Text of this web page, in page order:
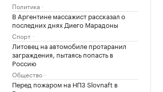
Политика
В Аргентине массажист рассказал о
последних днях Диего Марадоны
Спорт
Литовец на автомобиле протаранил
заграждения, пытаясь попасть в
Россию
Общество
Перед пожаром на НПЗ Slovnaft в